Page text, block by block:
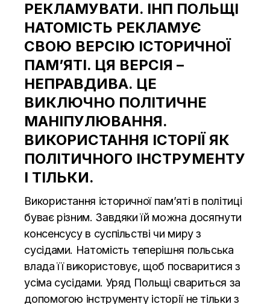
РЕКЛАМУВАТИ. ІНП ПОЛЬЩІ
НАТОМІСТЬ РЕКЛАМУЄ
СВОЮ ВЕРСІЮ ІСТОРИЧНОЇ
ПАМʼЯТІ. ЦЯ ВЕРСІЯ –
НЕПРАВДИВА. ЦЕ
ВИКЛЮЧНО ПОЛІТИЧНЕ
МАНІПУЛЮВАННЯ.
ВИКОРИСТАННЯ ІСТОРІЇ ЯК
ПОЛІТИЧНОГО ІНСТРУМЕНТУ
І ТІЛЬКИ.
Використання історичної пам’яті в політиці
буває різним. Завдяки їй можна досягнути
консенсусу в суспільстві чи миру з
сусідами. Натомість теперішня польська
влада її використовує, щоб посваритися з
усіма сусідами. Уряд Польщі свариться за
допомогою інструменту історії не тільки з